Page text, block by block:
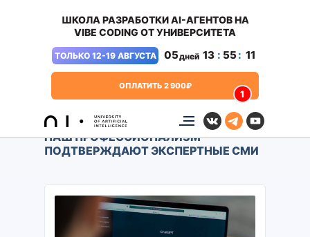
ОПЛАТИТЬ 2 900₽
ШКОЛА РАЗРАБОТКИ AI-АГЕНТОВ НА
VIBE CODING ОТ УНИВЕРСИТЕТА
05дней 13 : 55: 11
ТОЛЬКО 12-19 АВГУСТА
1
НАШ ПРОФЕССИОНАЛИЗМ
ПОДТВЕРЖДАЮТ ЭКСПЕРТНЫЕ СМИ